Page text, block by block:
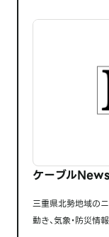
ケーブルNews
三重県北勢地域の
動き、気象・防災情